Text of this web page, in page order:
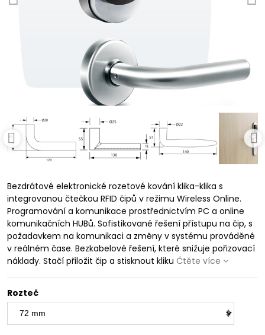
Bezdrátové elektronické rozetové kování klika-klika s
integrovanou čtečkou RFID čipů v režimu Wireless Online.
Programování a komunikace prostřednictvím PC a online
komunikačních HUBů. Sofistikované řešení přístupu na čip, s
požadavkem na komunikaci a změny v systému prováděné
v reálném čase. Bezkabelové řešení, které snižuje pořizovací
náklady. Stačí přiložit čip a stisknout kliku Čtěte více
Rozteč